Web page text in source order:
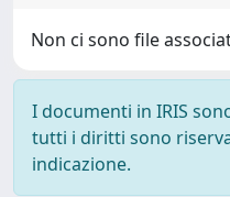
Non ci sono file
I documenti in IRIS
tutti i diritti sono
indicazione.